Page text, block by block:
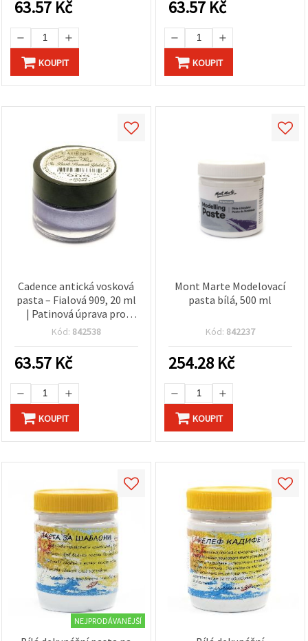
63.57 Kč
KOUPIT
63.57 Kč
KOUPIT
Cadence antická vosková
pasta – Fialová 909, 20 ml
| Patinová úprava pro
hobby tvoření, renovaci
shabby chic efekt
Kód: 842538
63.57 Kč
KOUPIT
Mont Marte Modelovací
pasta bílá, 500 ml
Kód: 842237
254.28 Kč
KOUPIT
NEJPRODÁVANĚJŠÍ